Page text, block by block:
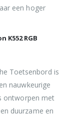
een hoger
K552 RGB
Toetsenbord is
nauwkeurige
ontworpen met
duurzame en